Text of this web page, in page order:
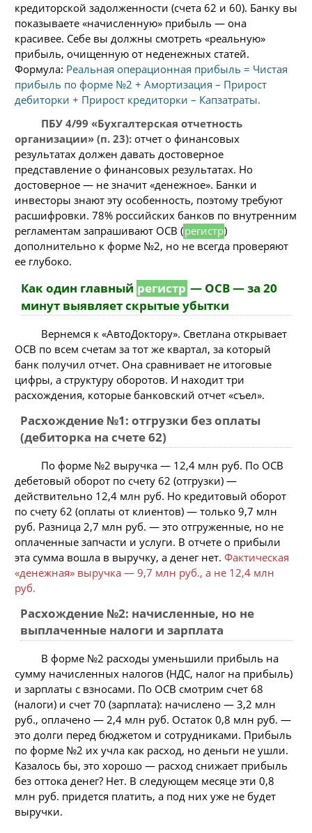
кредиторской задолженности (счета 62 и 60). Банку вы
показываете «начисленную» прибыль — она
красивее. Себе вы должны смотреть «реальную»
прибыль, очищенную от неденежных статей.
Формула: Реальная операционная прибыль = Чистая
прибыль по форме №2 + Амортизация – Прирост
дебиторки + Прирост кредиторки – Капзатраты.
ПБУ 4/99 «Бухгалтерская отчетность
организации» (п. 23): отчет о финансовых
результатах должен давать достоверное
представление о финансовых результатах. Но
достоверное — не значит «денежное». Банки и
инвесторы знают эту особенность, поэтому требуют
расшифровки. 78% российских банков по внутренним
регламентам запрашивают ОСВ (регистр)
дополнительно к форме №2, но не всегда проверяют
ее глубоко.
Как один главный регистр — ОСВ — за 20
минут выявляет скрытые убытки
Вернемся к «АвтоДоктору». Светлана открывает
ОСВ по всем счетам за тот же квартал, за который
банк получил отчет. Она сравнивает не итоговые
цифры, а структуру оборотов. И находит три
расхождения, которые банковский отчет «съел».
Расхождение №1: отгрузки без оплаты
(дебиторка на счете 62)
По форме №2 выручка — 12,4 млн руб. По ОСВ
дебетовый оборот по счету 62 (отгрузки) —
действительно 12,4 млн руб. Но кредитовый оборот
по счету 62 (оплаты от клиентов) — только 9,7 млн
руб. Разница 2,7 млн руб. — это отгруженные, но не
оплаченные запчасти и услуги. В отчете о прибыли
эта сумма вошла в выручку, а денег нет. Фактическая
«денежная» выручка — 9,7 млн руб., а не 12,4 млн
руб.
Расхождение №2: начисленные, но не
выплаченные налоги и зарплата
В форме №2 расходы уменьшили прибыль на
сумму начисленных налогов (НДС, налог на прибыль)
и зарплаты с взносами. По ОСВ смотрим счет 68
(налоги) и счет 70 (зарплата): начислено — 3,2 млн
руб., оплачено — 2,4 млн руб. Остаток 0,8 млн руб. —
это долги перед бюджетом и сотрудниками. Прибыль
по форме №2 их учла как расход, но деньги не ушли.
Казалось бы, это хорошо — расход снижает прибыль
без оттока денег? Нет. В следующем месяце эти 0,8
млн руб. придется платить, а под них уже не будет
выручки.